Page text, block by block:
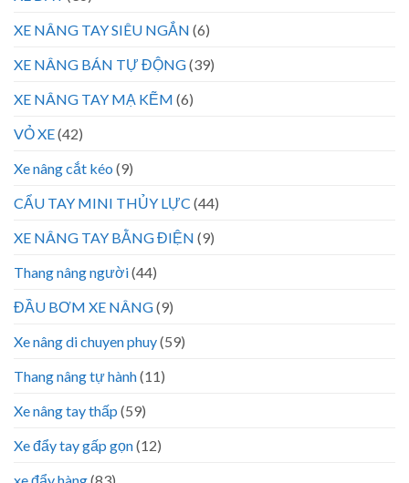
XE NÂNG TAY SIÊU NGẮN (6)
XE NÂNG BÁN TỰ ĐỘNG(39)
XE NÂNG TAY MẠ KẼM (6)
VỎ XE(42)
Xe nâng cắt kéo (9)
CẨU TAY MINI THỦY LỰC (44)
XE NÂNG TAY BẰNG ĐIỆN (9)
Thang nâng người(44)
ĐẦU BƠM XE NÂNG(9)
Xe nâng di chuyen phuy(59)
Thang nâng tự hành(11)
Xe nâng tay thấp (59)
Xe đẩy tay gấp gọn(12)